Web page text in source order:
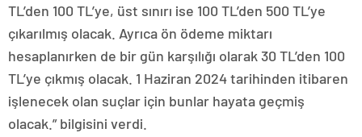
TL’den 100 TL’ye, üst sınırı ise 100 TL’den 500 TL’ye
çıkarılmış olacak. Ayrıca ön ödeme miktarı
hesaplanırken de bir gün karşılığı olarak 30 TL’den 100
TL’ye çıkmış olacak. 1 Haziran 2024 tarihinden itibaren
işlenecek olan suçlar için bunlar hayata geçmiş
olacak.” bilgisini verdi.